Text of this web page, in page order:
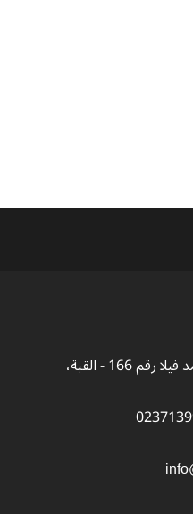
حي سعيدون محمد فيلا رقم 166 - القبة،